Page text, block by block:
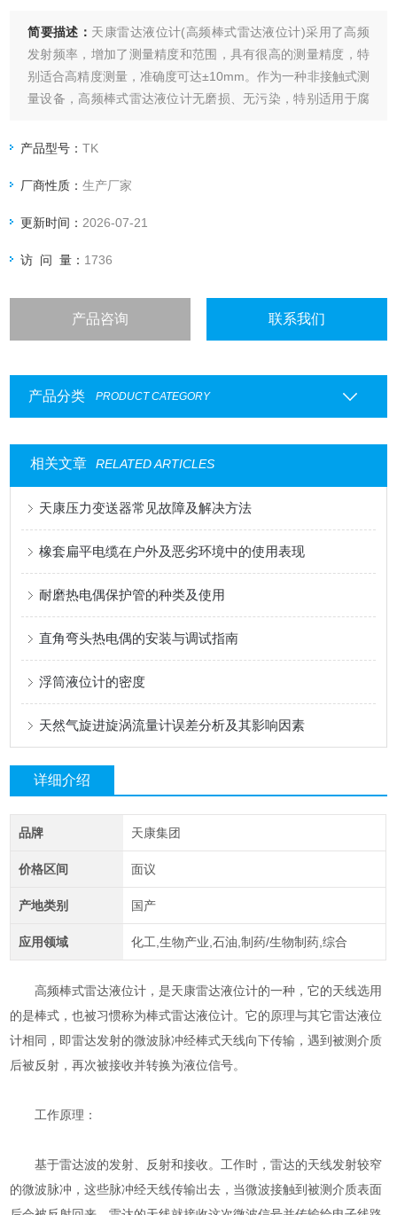
简要描述： 天康雷达液位计(高频棒式雷达液位计)采用了高频
发射频率，增加了测量精度和范围，具有很高的测量精度，特
别适合高精度测量，准确度可达±10mm。作为一种非接触式测
量设备，高频棒式雷达液位计无磨损、无污染，特别适用于腐
产品型号：TK
厂商性质：生产厂家
更新时间： 2026-07-21
访 问 量： 1736
产品咨询 联系我们
产品分类 PRODUCT CATEGORY
相关文章 RELATED ARTICLES
天康压力变送器常见故障及解决方法
橡套扁平电缆在户外及恶劣环境中的使用表现
耐磨热电偶保护管的种类及使用
直角弯头热电偶的安装与调试指南
浮筒液位计的密度
天然气旋进旋涡流量计误差分析及其影响因素
详细介绍
品牌 天康集团
价格区间 面议
产地类别 国产
应用领域 化工,生物产业,石油,制药/生物制药,综合
高频棒式雷达液位计，是天康雷达液位计的一种，它的天线选用
的是棒式，也被习惯称为棒式雷达液位计。它的原理与其它雷达液位
计相同，即雷达发射的微波脉冲经棒式天线向下传输，遇到被测介质
后被反射，再次被接收并转换为液位信号。
工作原理：
基于雷达波的发射、反射和接收。工作时，雷达的天线发射较窄
的微波脉冲，这些脉冲经天线传输出去，当微波接触到被测介质表面